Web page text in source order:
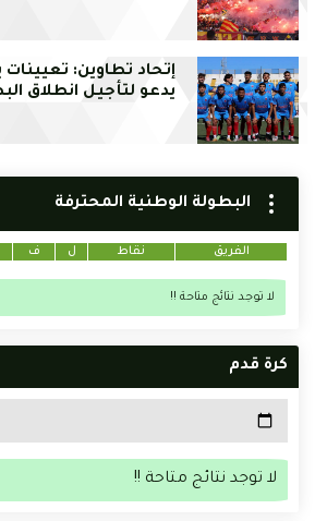
إتحاد تطاوين: تعيينات
يدعو لتأجيل انطلاق
البطولة الوطنية المحترفة
الفريق نقاط ل ف
لا توجد نتائج متاحة !!
كرة قدم
لا توجد نتائج متاحة !!